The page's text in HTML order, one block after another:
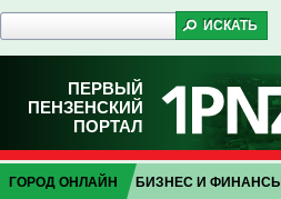
ПЕРВЫЙ
ПЕНЗЕНСКИЙ
ПОРТАЛ
ГОРОД ОНЛАЙН БИЗНЕС И ФИНАНСЫ